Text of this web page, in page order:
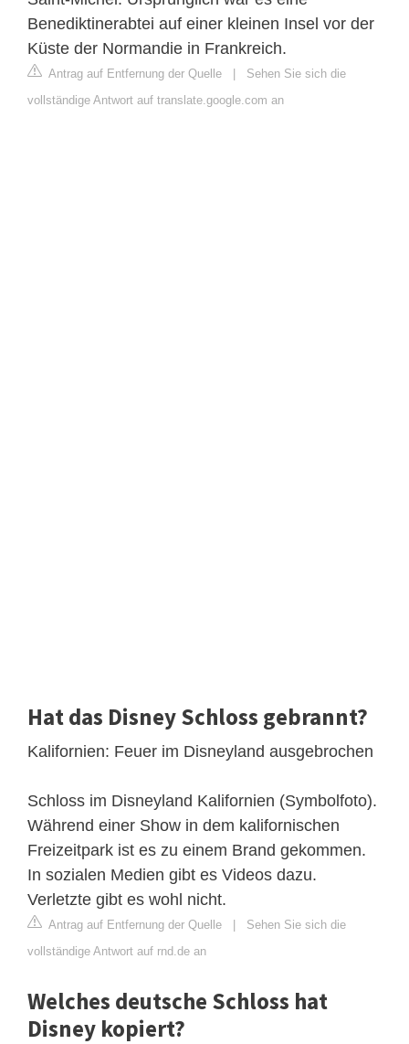
Benediktinerabtei auf einer kleinen Insel vor der
Küste der Normandie in Frankreich.
Antrag auf Entfernung der Quelle | Sehen Sie sich die
vollständige Antwort auf translate.google.com an
Hat das Disney Schloss gebrannt?
Kalifornien: Feuer im Disneyland ausgebrochen
Schloss im Disneyland Kalifornien (Symbolfoto).
Während einer Show in dem kalifornischen
Freizeitpark ist es zu einem Brand gekommen.
In sozialen Medien gibt es Videos dazu.
Verletzte gibt es wohl nicht.
Antrag auf Entfernung der Quelle | Sehen Sie sich die
vollständige Antwort auf rnd.de an
Welches deutsche Schloss hat
Disney kopiert?